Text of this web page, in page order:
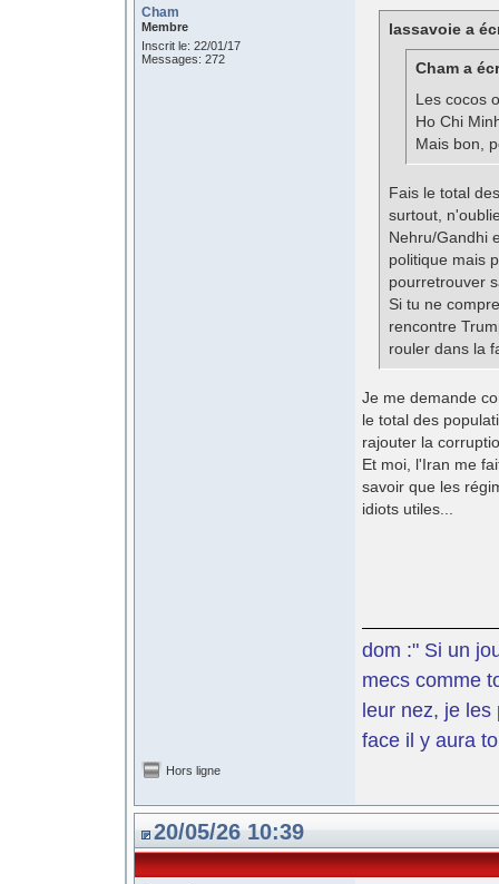
Cham
Membre
Inscrit le: 22/01/17
Messages: 272
lassavoie a
Cham a
Les cocos
Ho Chi
Mais bon,
Fais le total
surtout,
Nehru/Gandhi
politique mais
pourretrouver
Si tu ne
rencontre
rouler dans la
Je me demande
le total des
rajouter la
Et moi, l'Iran me
savoir que les
idiots utiles...
dom :" Si un
mecs comme
leur nez, je les
face il y aura
Hors ligne
20/05/26 10:39